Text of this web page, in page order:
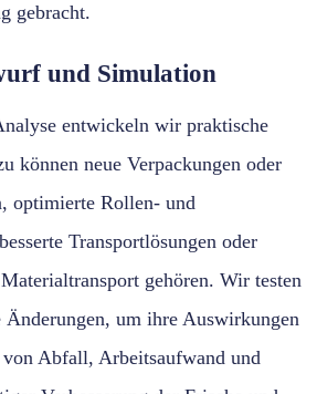
gebracht.
und Simulation
entwickeln wir praktische
können neue Verpackungen oder
optimierte Rollen- und
Transportlösungen oder
gehören. Wir testen
Änderungen, um ihre Auswirkungen
Abfall, Arbeitsaufwand und